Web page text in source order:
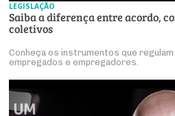
LEGISLAÇÃO
Saiba a diferença entre acordo,
coletivos
Conheça os instrumentos que
empregados e empregadores.